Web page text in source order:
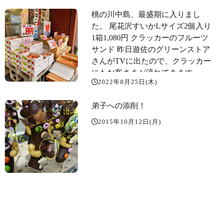
桃の川中島、最盛期に入りまし
た。 尾花沢すいかLサイズ2個入り
1箱1,080円 クラッカーのフルーツ
サンド 昨日遊佐のグリーンストア
さんがTVに出たので、クラッカー
にもお客さまが流れてきます。
2022年8月25日(木)
弟子への添削！
2015年10月12日(月)